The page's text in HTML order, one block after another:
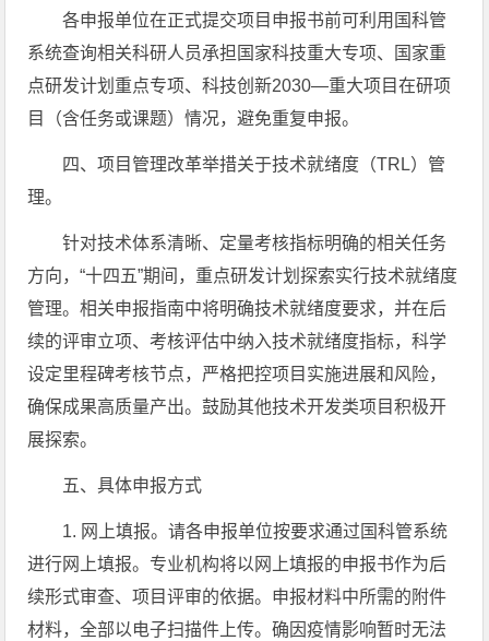
各申报单位在正式提交项目申报书前可利用国科管
系统查询相关科研人员承担国家科技重大专项、国家重
点研发计划重点专项、科技创新2030—重大项目在研项
目（含任务或课题）情况，避免重复申报。
四、项目管理改革举措关于技术就绪度（TRL）管
理。
针对技术体系清晰、定量考核指标明确的相关任务
方向，“十四五”期间，重点研发计划探索实行技术就绪度
管理。相关申报指南中将明确技术就绪度要求，并在后
续的评审立项、考核评估中纳入技术就绪度指标，科学
设定里程碑考核节点，严格把控项目实施进展和风险，
确保成果高质量产出。鼓励其他技术开发类项目积极开
展探索。
五、具体申报方式
1. 网上填报。请各申报单位按要求通过国科管系统
进行网上填报。专业机构将以网上填报的申报书作为后
续形式审查、项目评审的依据。申报材料中所需的附件
材料，全部以电子扫描件上传。确因疫情影响暂时无法